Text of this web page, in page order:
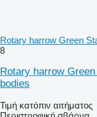
Rotary harrow Green
8
Rotary harrow
bodies
Τιμή κατόπιν αιτήματος